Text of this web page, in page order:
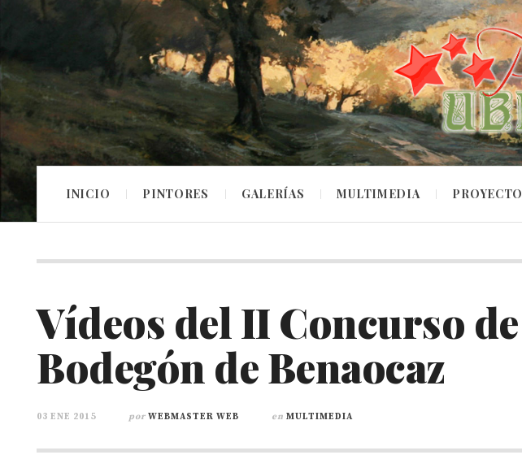
INICIO PINTORES GALERÍAS MULTIMEDIA PROYECTO
Vídeos del II Concurso de
Bodegón de Benaocaz
03 ENE 2015 por WEBMASTER WEB en MULTIMEDIA